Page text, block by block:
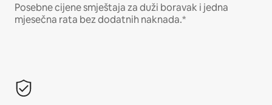
Posebne cijene smještaja za duži boravak i jedna
mjesečna rata bez dodatnih naknada.*